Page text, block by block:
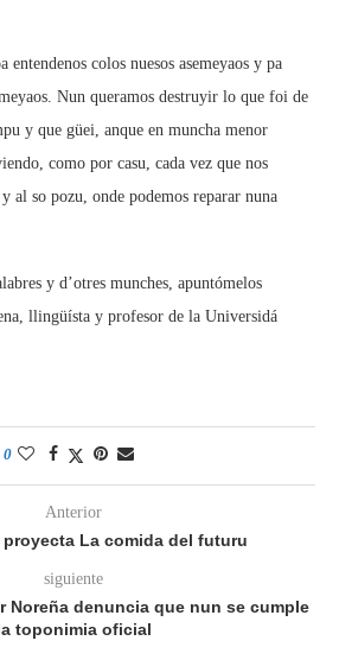
colos nuesos asemeyaos y pa
Nun queramos destruyir lo que foi de
y que güei, anque en muncha menor
como por casu, cada vez que nos
al so pozu, onde podemos reparar nuna
y d’otres munches, apuntómelos
llingüísta y profesor de la Universidá
0
Anterior
La comida del futuru
siguiente
Noreña denuncia que nun se cumple
toponimia oficial